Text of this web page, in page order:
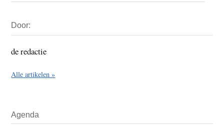
Sidebar
Door:
de redactie
Alle artikelen »
Agenda